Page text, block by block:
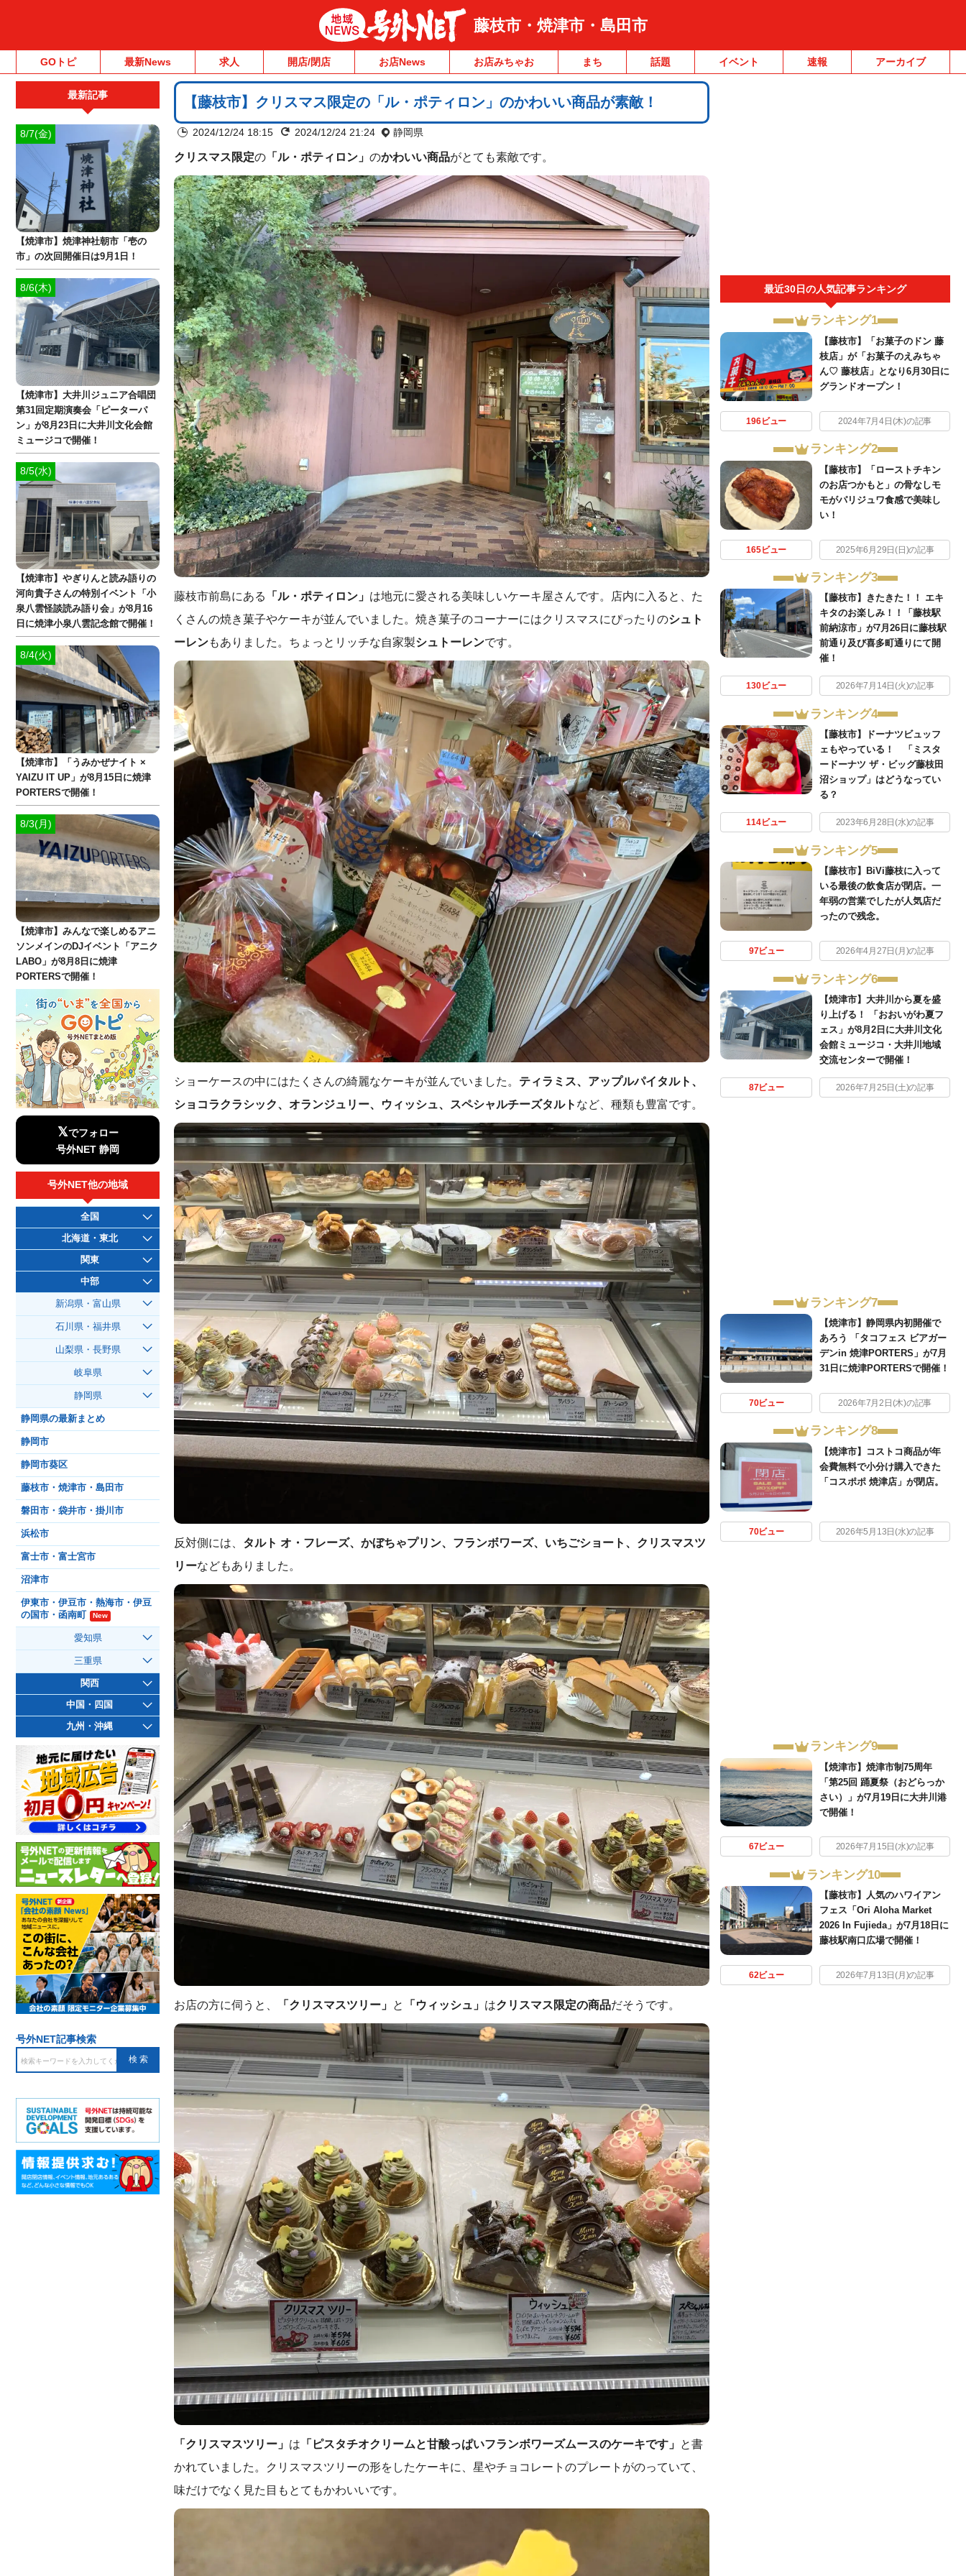
藤枝市・焼津市・島田市
GOトピ 最新News 求人 開店/閉店 お店News お店みちゃお まち 話題 イベント 速報 アーカイブ
【藤枝市】クリスマス限定の「ル・ポティロン」のかわいい商品が素敵！
2024/12/24 18:15 2024/12/24 21:24 静岡県
クリスマス限定の 「ル・ポティロン」 のかわいい商品がとても素敵です。
藤枝市前島にある 「ル・ポティロン」 は地元に愛される美味しいケーキ屋さんです。店内に入ると、た
くさんの焼き菓子やケーキが並んでいました。焼き菓子のコーナーにはクリスマスにぴったりのシュト
ーレンもありました。ちょっとリッチな自家製シュトーレンです。
ショーケースの中にはたくさんの綺麗なケーキが並んでいました。 ティラミス、アップルパイタルト、
ショコラクラシック、オランジュリー、ウィッシュ、スペシャルチーズタルト など、種類も豊富です。
反対側には、 タルト オ・フレーズ、かぼちゃプリン、フランボワーズ、いちごショート、クリスマスツ
リーなどもありました。
お店の方に伺うと、 「クリスマスツリー」 と 「ウィッシュ」 はクリスマス限定の商品だそうです。
「クリスマスツリー」 は 「ピスタチオクリームと甘酸っぱいフランボワーズムースのケーキです」 と書
かれていました。クリスマスツリーの形をしたケーキに、星やチョコレートのプレートがのっていて、
味だけでなく見た目もとてもかわいいです。
最近30日の人気記事ランキング
ランキング1
【藤枝市】「お菓子のドン 藤
枝店」が「お菓子のえみちゃ
ん♡ 藤枝店」となり6月30日に
グランドオープン！
196ビュー 2024年7月4日(木)の記事
ランキング2
【藤枝市】「ローストチキン
のお店つかもと」の骨なしモ
モがパリジュワ食感で美味し
い！
165ビュー 2025年6月29日(日)の記事
ランキング3
【藤枝市】きたきた！！ エキ
キタのお楽しみ！！「藤枝駅
前納涼市」が7月26日に藤枝駅
前通り及び喜多町通りにて開
催！
130ビュー 2026年7月14日(火)の記事
ランキング4
【藤枝市】ドーナツビュッフ
ェもやっている！ 「ミスタ
ードーナツ ザ・ビッグ藤枝田
沼ショップ」はどうなってい
る？
114ビュー 2023年6月28日(水)の記事
ランキング5
【藤枝市】BiVi藤枝に入って
いる最後の飲食店が閉店。一
年弱の営業でしたが人気店だ
ったので残念。
97ビュー 2026年4月27日(月)の記事
ランキング6
【焼津市】大井川から夏を盛
り上げる！ 「おおいがわ夏フ
ェス」が8月2日に大井川文化
会館ミュージコ・大井川地域
交流センターで開催！
87ビュー 2026年7月25日(土)の記事
ランキング7
【焼津市】静岡県内初開催で
あろう 「タコフェス ビアガー
デンin 焼津PORTERS」が7月
31日に焼津PORTERSで開催！
70ビュー 2026年7月2日(木)の記事
ランキング8
【焼津市】コストコ商品が年
会費無料で小分け購入できた
「コスポポ 焼津店」が閉店。
70ビュー 2026年5月13日(水)の記事
ランキング9
【焼津市】焼津市制75周年
「第25回 踊夏祭（おどらっか
さい）」が7月19日に大井川港
で開催！
67ビュー 2026年7月15日(水)の記事
ランキング10
【藤枝市】人気のハワイアン
フェス「Ori Aloha Market
2026 In Fujieda」が7月18日に
藤枝駅南口広場で開催！
62ビュー 2026年7月13日(月)の記事
最新記事
8/7(金)
【焼津市】焼津神社朝市「壱の
市」の次回開催日は9月1日！
8/6(木)
【焼津市】大井川ジュニア合唱団
第31回定期演奏会「ピーターパ
ン」が8月23日に大井川文化会館
ミュージコで開催！
8/5(水)
【焼津市】やぎりんと読み語りの
河向貴子さんの特別イベント「小
泉八雲怪談読み語り会」が8月16
日に焼津小泉八雲記念館で開催！
8/4(火)
【焼津市】「うみかぜナイト ×
YAIZU IT UP」が8月15日に焼津
PORTERSで開催！
8/3(月)
【焼津市】みんなで楽しめるアニ
ソンメインのDJイベント「アニク
LABO」が8月8日に焼津
PORTERSで開催！
𝕏でフォロー
号外NET 静岡
号外NET他の地域
全国
北海道・東北
関東
中部
新潟県・富山県
石川県・福井県
山梨県・長野県
岐阜県
静岡県
静岡県の最新まとめ
静岡市
静岡市葵区
藤枝市・焼津市・島田市
磐田市・袋井市・掛川市
浜松市
富士市・富士宮市
沼津市
伊東市・伊豆市・熱海市・伊豆
の国市・函南町
New
愛知県
三重県
関西
中国・四国
九州・沖縄
号外NET記事検索